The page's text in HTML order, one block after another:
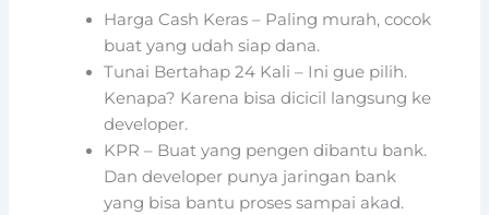
Harga Cash Keras – Paling murah, cocok
buat yang udah siap dana.
Tunai Bertahap 24 Kali – Ini gue pilih.
Kenapa? Karena bisa dicicil langsung ke
developer.
KPR – Buat yang pengen dibantu bank.
Dan developer punya jaringan bank
yang bisa bantu proses sampai akad.